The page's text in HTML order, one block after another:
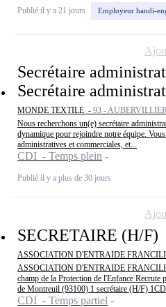
Publié il y a 21 jours Employeur handi-
Secrétaire
Secrétaire
MONDE TEXTILE - 93 -
Nous recherchons un(e) secrétaire
dynamique pour rejoindre notre équipe.
administratives et commerciales, et...
CDI - Temps plein
Publié il y a plus de 30 jours
SECRETAIRE (H/F)
ASSOCIATION D'ENTRAIDE
ASSOCIATION D'ENTRAIDE
champ de la Protection de l'Enfance
de Montreuil (93100) 1 secrétaire (H/F)
CDI - Temps partiel